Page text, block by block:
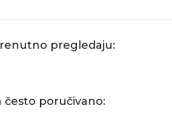
pregledaju:
često poručivano: